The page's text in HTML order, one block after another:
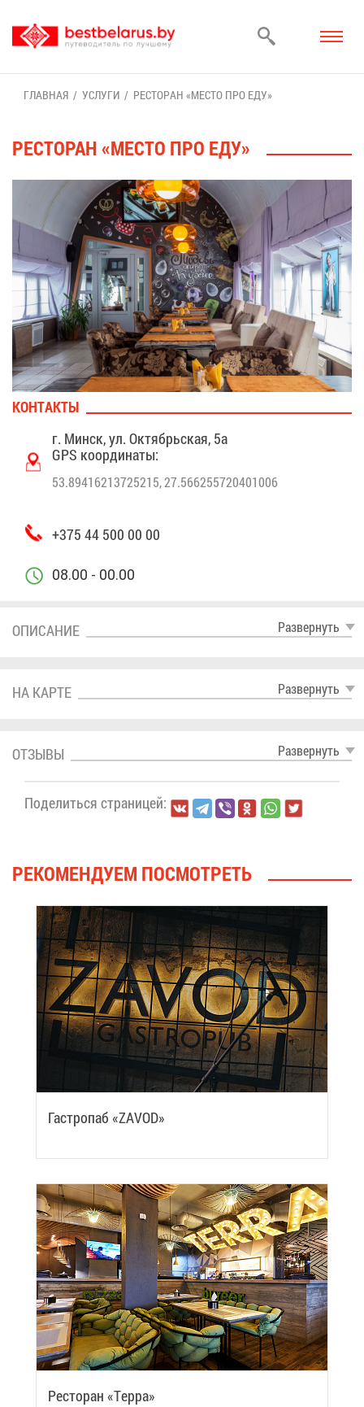
ГЛАВ­НАЯ УСЛУ­ГИ РЕ­СТО­РАН «МЕ­СТО ПРО ЕДУ»
РЕ­СТО­РАН «МЕ­СТО ПРО ЕДУ»
КОН­ТАК­ТЫ
г. Минск, ул. Ок­тябрь­ская, 5а
GPS ко­ор­ди­на­ты:
53.89416213725215, 27.566255720401006
+375 44 500 00 00
08.00 - 00.00
Раз­вер­нуть
ОПИ­СА­НИЕ
Раз­вер­нуть
НА КАР­ТЕ
Раз­вер­нуть
ОТ­ЗЫ­ВЫ
По­де­лить­ся стра­ни­цей:
РЕ­КО­МЕН­ДУ­ЕМ ПО­СМОТ­РЕТЬ
Га­стро­паб «ZAVOD»
Ре­сто­ран «Тер­ра»